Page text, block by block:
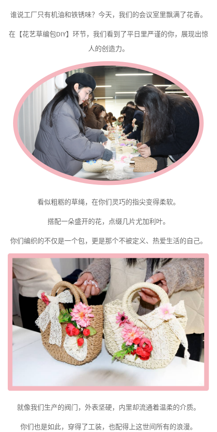
谁说工厂只有机油和铁锈味？ 今天，我们的会议室里飘满了花香。
在【花艺草编包DIY】环节， 我们看到了平日里严谨的你， 展现出惊
人的创造力。
看似粗粝的草绳，在你们灵巧的指尖变得柔软。
搭配一朵盛开的花，点缀几片尤加利叶。
你们编织的不仅是一个包，更是那个不被定义、热爱生活的自己。
就像我们生产的阀门，外表坚硬，内里却流通着温柔的介质。
你们也是如此，穿得了工装，也配得上这世间所有的浪漫。